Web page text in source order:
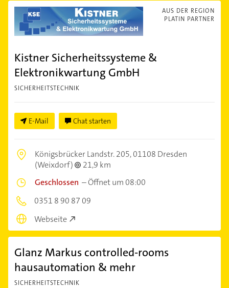
AUS DER REGION
PLATIN PARTNER
Kistner Sicherheitssysteme &
Elektronikwartung GmbH
SICHERHEITSTECHNIK
E-Mail Chat starten
Königsbrücker Landstr. 205,01108 Dresden
(Weixdorf)
21,9 km
Geschlossen –Öffnet um 08:00
0351 8 90 87 09
Webseite
Glanz Markus controlled-rooms
hausautomation & mehr
SICHERHEITSTECHNIK